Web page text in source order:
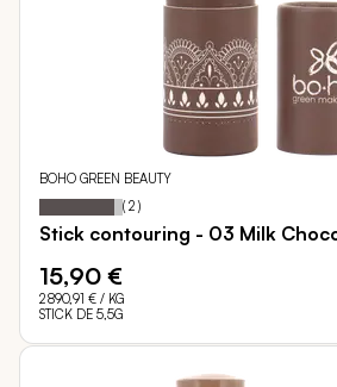
BOHO GREEN BEAUTY
Notation: 90%
( 2 )
Stick contouring - 03 Milk
15,90 €
2 890,91 € / KG
STICK DE 5,5G